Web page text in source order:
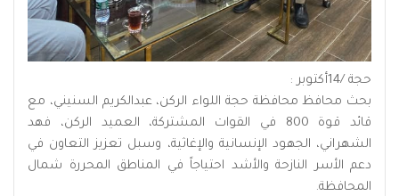
حجة /14أكتوبر :
بحث محافظ محافظة حجة اللواء الركن، عبدالكريم السنيني، مع
قائد قوة 800 في القوات المشتركة، العميد الركن، فهد
الشهراني، الجهود الإنسانية والإغاثية، وسبل تعزيز التعاون في
دعم الأسر النازحة والأشد احتياجاً في المناطق المحررة شمال
المحافظة.